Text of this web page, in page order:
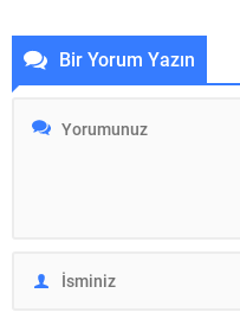
Eğitim ve Hizmet Vakfı (BUMEV),
sivil toplum kuruluşları ile
arasındaki iş birliğini
Ahmet Akın ve Vakıf Yönetim
Bir Yorum Yazın